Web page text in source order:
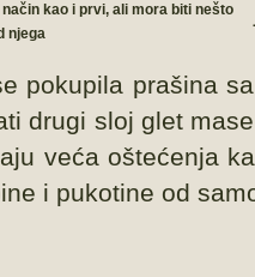
kao i prvi, ali mora biti nešto
njega
pokupila prašina
drugi sloj glet
veća oštećenja
i pukotine od